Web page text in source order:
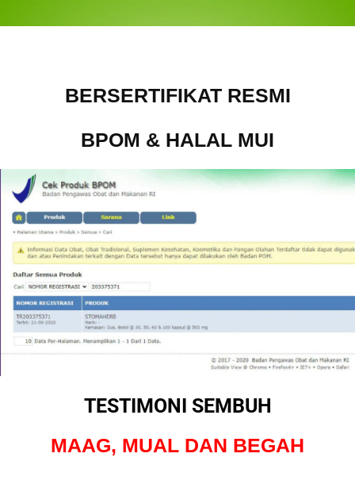
BERSERTIFIKAT RESMI
BPOM & HALAL MUI
TESTIMONI SEMBUH
MAAG, MUAL DAN BEGAH